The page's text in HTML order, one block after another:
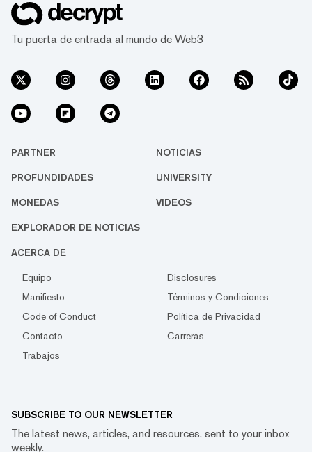
Tu puerta de entrada al mundo de Web3
PARTNER NOTICIAS
PROFUNDIDADES UNIVERSITY
MONEDAS VIDEOS
EXPLORADOR DE NOTICIAS
ACERCA DE
Equipo
Disclosures
Manifiesto
Términos y Condiciones
Code of Conduct
Política de Privacidad
Contacto
Carreras
Trabajos
SUBSCRIBE TO OUR NEWSLETTER
The latest news, articles, and resources, sent to your inbox
weekly.